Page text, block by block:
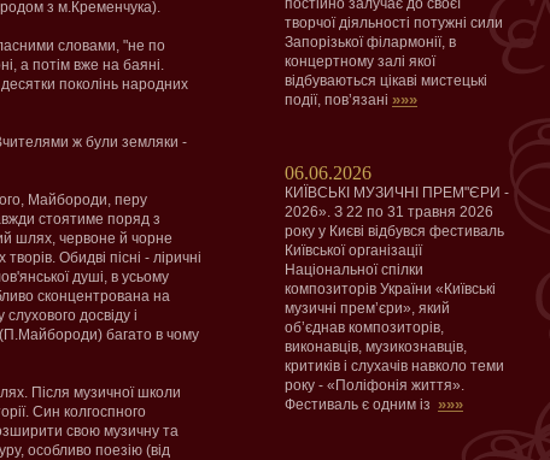
постійно залучає до своєї
творчої діяльності потужні сили
Запорізької філармонії, в
концертному залі якої
відбуваються цікаві мистецькі
події, пов’язані »»»
06.06.2026
КИЇВСЬКІ МУЗИЧНІ ПРЕМ"ЄРИ -
2026». З 22 по 31 травня 2026
року у Києві відбувся фестиваль
Київської організації
Національної спілки
композиторів України «Київські
музичні прем’єри», який
об’єднав композиторів,
виконавців, музикознавців,
критиків і слухачів навколо теми
року - «Поліфонія життя».
Фестиваль є одним із »»»
з м.Кременчука).
словами, "не по
а потім вже на баяні.
поколінь народних
ж були земляки -
Майбороди, перу
стоятиме поряд з
шлях, червоне й чорне
Обидві пісні - ліричні
душі, в усьому
сконцентрована на
досвіду і
багато в чому
Після музичної школи
Син колгоспного
свою музичну та
особливо поезію (від